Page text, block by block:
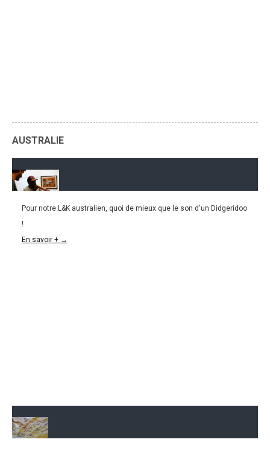
AUSTRALIE
27.06.2016
Pour notre L&K australien, quoi de mieux que le son d'un Didgeridoo
!
En savoir + →